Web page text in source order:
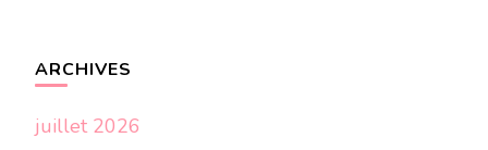
ARCHIVES
juillet 2026